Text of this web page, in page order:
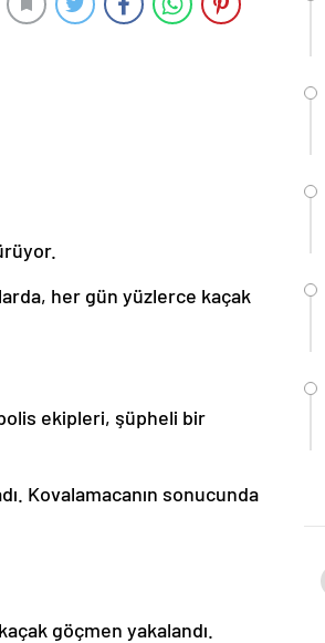
her gün yüzlerce kaçak
ekipleri, şüpheli bir
Kovalamacanın sonucunda
göçmen yakalandı.